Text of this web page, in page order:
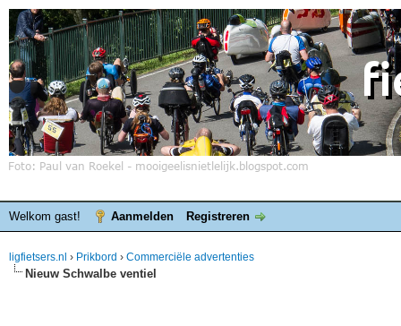
Welkom gast! Aanmelden Registreren
ligfietsers.nl › Prikbord › Commerciële advertenties
Nieuw Schwalbe ventiel